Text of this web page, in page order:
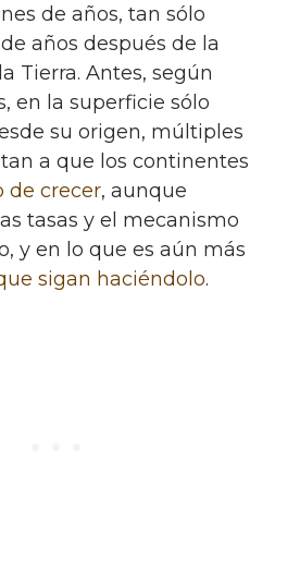
de años, tan sólo
años después de la
Tierra. Antes, según
en la superficie sólo
su origen, múltiples
a que los continentes
de crecer, aunque
tasas y el mecanismo
y en lo que es aún más
sigan haciéndolo.